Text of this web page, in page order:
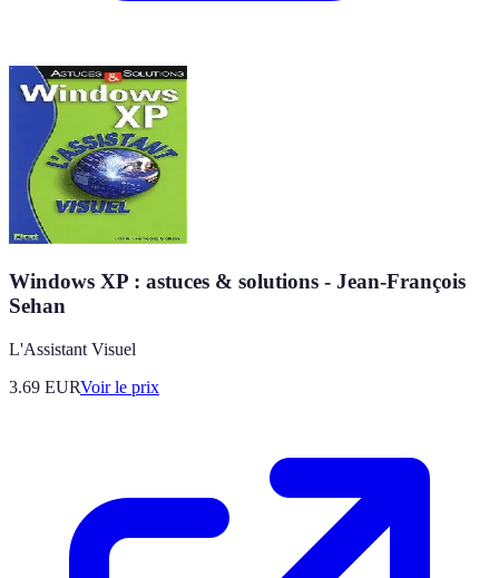
Windows XP : astuces & solutions - Jean-François
Sehan
L'Assistant Visuel
3.69 EURVoir le prix